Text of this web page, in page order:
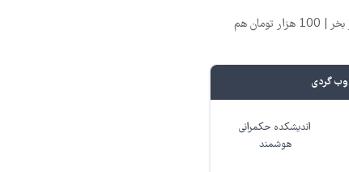
تتر میخوای؟ از آبان‌تتر بخر | 100 هزار تومان هم
وب گردی
اندیشکده حکمرانی
هوشمند